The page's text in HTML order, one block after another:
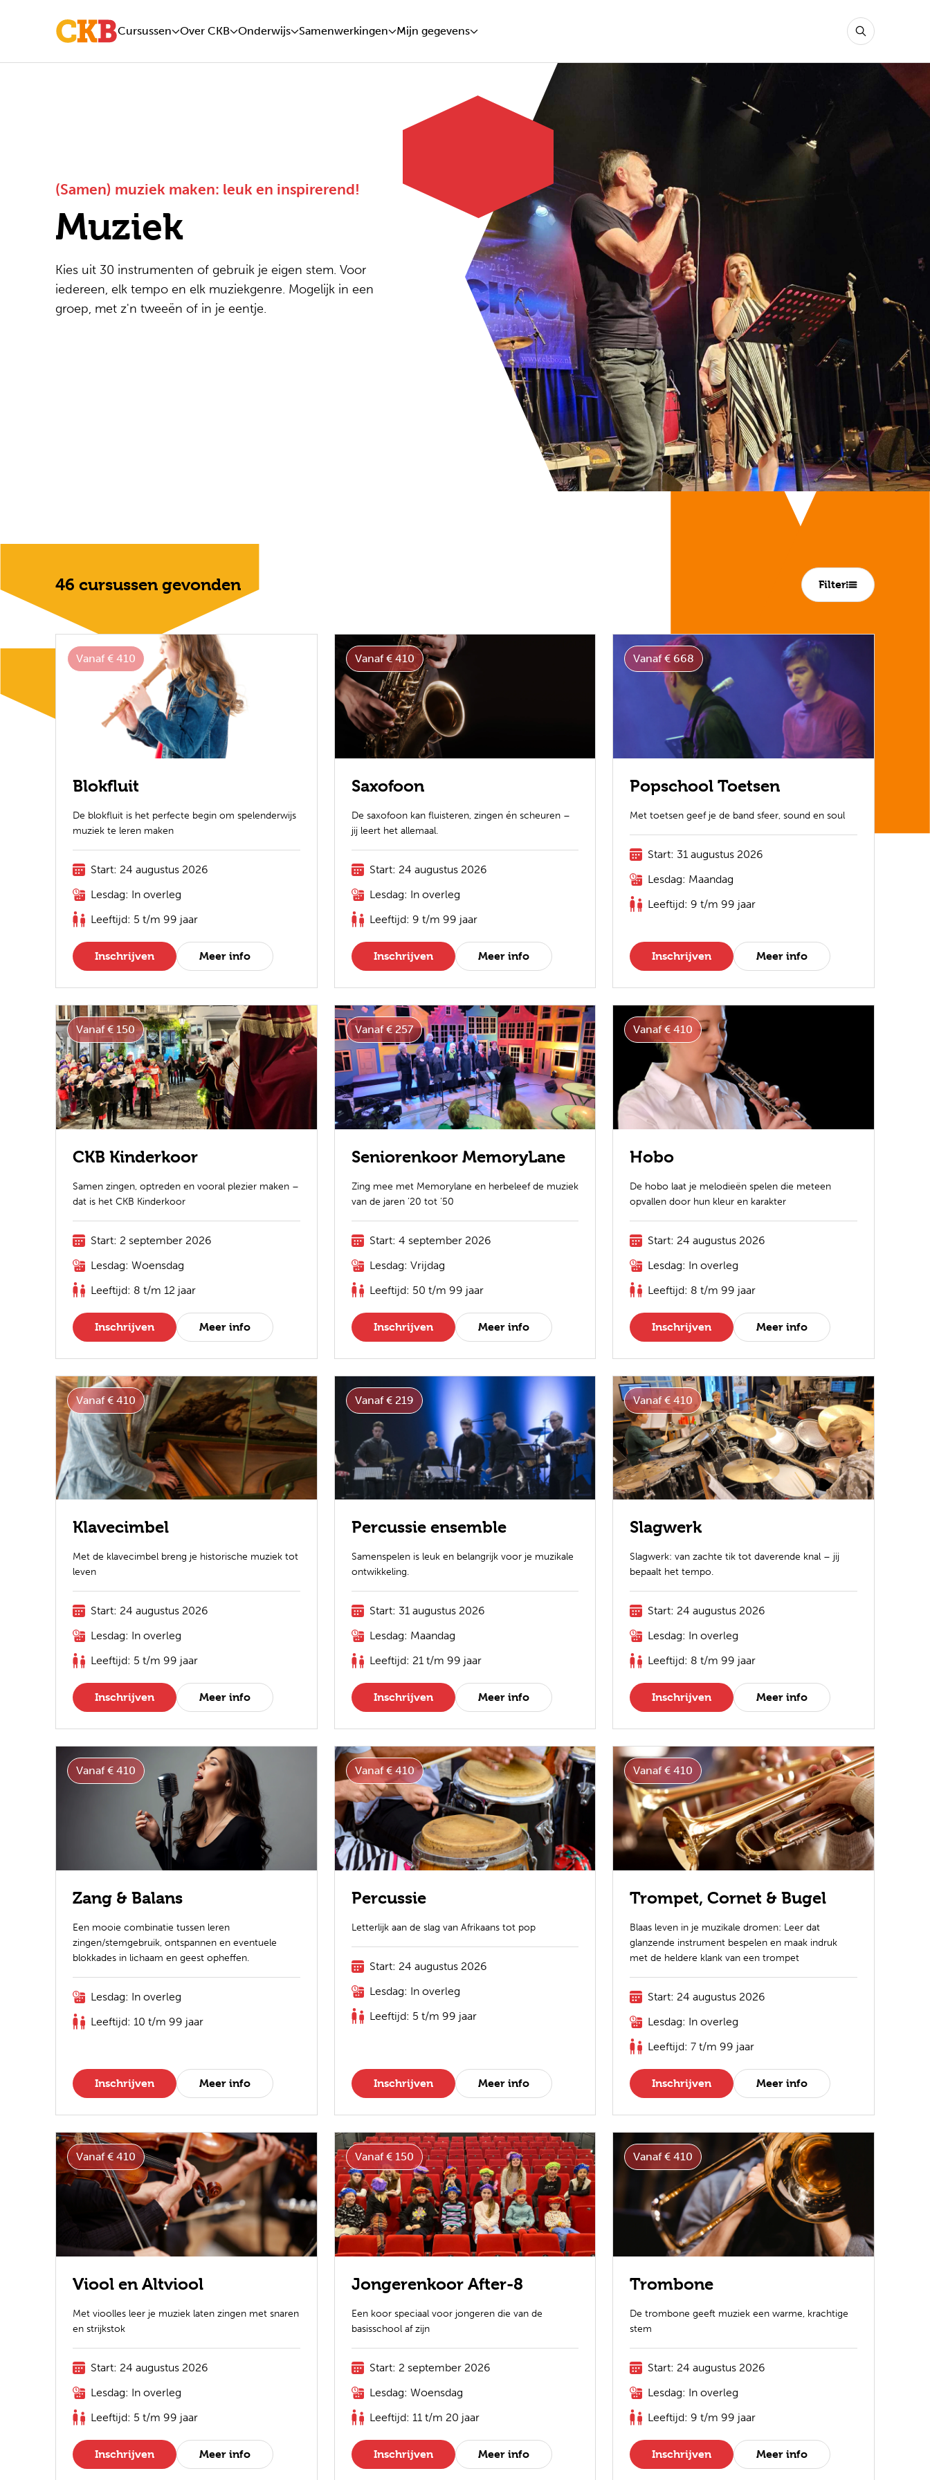
Cursussen Over CKB Onderwijs Samenwerkingen Mijn gegevens
(Samen) muziek maken: leuk en inspirerend!
Muziek
Kies uit 30 instrumenten of gebruik je eigen stem. Voor
iedereen, elk tempo en elk muziekgenre. Mogelijk in een
groep, met z'n tweeën of in je eentje.
46 cursussen gevonden Filter
Vanaf € 410
Blokfluit
De blokfluit is het perfecte begin om spelenderwijs
muziek te leren maken
Start: 24 augustus 2026
Lesdag: In overleg
Leeftijd: 5 t/m 99 jaar
Inschrijven Meer info
Vanaf € 410
Saxofoon
De saxofoon kan fluisteren, zingen én scheuren –
jij leert het allemaal.
Start: 24 augustus 2026
Lesdag: In overleg
Leeftijd: 9 t/m 99 jaar
Inschrijven Meer info
Vanaf € 668
Popschool Toetsen
Met toetsen geef je de band sfeer, sound en soul
Start: 31 augustus 2026
Lesdag: Maandag
Leeftijd: 9 t/m 99 jaar
Inschrijven Meer info
Vanaf € 150
CKB Kinderkoor
Samen zingen, optreden en vooral plezier maken –
dat is het CKB Kinderkoor
Start: 2 september 2026
Lesdag: Woensdag
Leeftijd: 8 t/m 12 jaar
Inschrijven Meer info
Vanaf € 257
Seniorenkoor MemoryLane
Zing mee met Memorylane en herbeleef de muziek
van de jaren ’20 tot ’50
Start: 4 september 2026
Lesdag: Vrijdag
Leeftijd: 50 t/m 99 jaar
Inschrijven Meer info
Vanaf € 410
Hobo
De hobo laat je melodieën spelen die meteen
opvallen door hun kleur en karakter
Start: 24 augustus 2026
Lesdag: In overleg
Leeftijd: 8 t/m 99 jaar
Inschrijven Meer info
Vanaf € 410
Klavecimbel
Met de klavecimbel breng je historische muziek tot
leven
Start: 24 augustus 2026
Lesdag: In overleg
Leeftijd: 5 t/m 99 jaar
Inschrijven Meer info
Vanaf € 219
Percussie ensemble
Samenspelen is leuk en belangrijk voor je muzikale
ontwikkeling.
Start: 31 augustus 2026
Lesdag: Maandag
Leeftijd: 21 t/m 99 jaar
Inschrijven Meer info
Vanaf € 410
Slagwerk
Slagwerk: van zachte tik tot daverende knal – jij
bepaalt het tempo.
Start: 24 augustus 2026
Lesdag: In overleg
Leeftijd: 8 t/m 99 jaar
Inschrijven Meer info
Vanaf € 410
Zang & Balans
Een mooie combinatie tussen leren
zingen/stemgebruik, ontspannen en eventuele
blokkades in lichaam en geest opheffen.
Lesdag: In overleg
Leeftijd: 10 t/m 99 jaar
Inschrijven Meer info
Vanaf € 410
Percussie
Letterlijk aan de slag van Afrikaans tot pop
Start: 24 augustus 2026
Lesdag: In overleg
Leeftijd: 5 t/m 99 jaar
Inschrijven Meer info
Vanaf € 410
Trompet, Cornet & Bugel
Blaas leven in je muzikale dromen: Leer dat
glanzende instrument bespelen en maak indruk
met de heldere klank van een trompet
Start: 24 augustus 2026
Lesdag: In overleg
Leeftijd: 7 t/m 99 jaar
Inschrijven Meer info
Vanaf € 410
Viool en Altviool
Met vioolles leer je muziek laten zingen met snaren
en strijkstok
Start: 24 augustus 2026
Lesdag: In overleg
Leeftijd: 5 t/m 99 jaar
Inschrijven Meer info
Vanaf € 150
Jongerenkoor After-8
Een koor speciaal voor jongeren die van de
basisschool af zijn
Start: 2 september 2026
Lesdag: Woensdag
Leeftijd: 11 t/m 20 jaar
Inschrijven Meer info
Vanaf € 410
Trombone
De trombone geeft muziek een warme, krachtige
stem
Start: 24 augustus 2026
Lesdag: In overleg
Leeftijd: 9 t/m 99 jaar
Inschrijven Meer info